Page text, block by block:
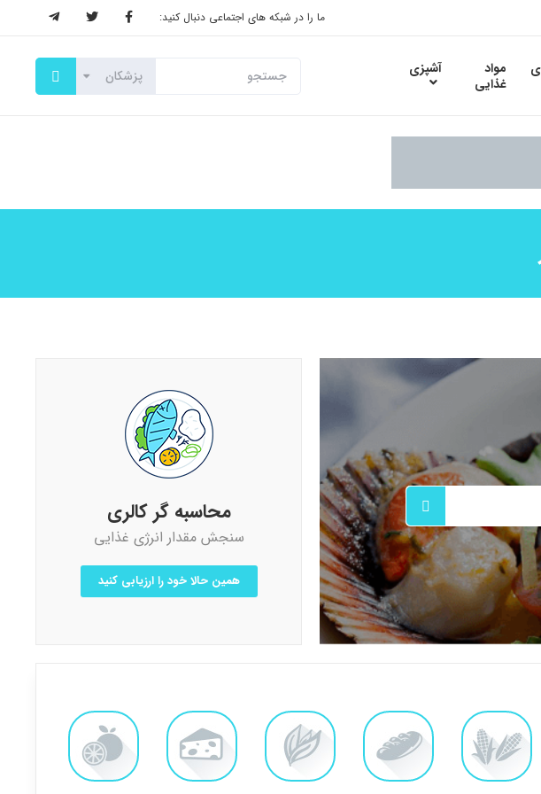
ما را در شبکه های اجتماعی دنبال کنید:
مواد
غذایی
آشپزی
محاسبه گر کالری
سنجش مقدار انرژی غذایی
همین حالا خود را ارزیابی کنید